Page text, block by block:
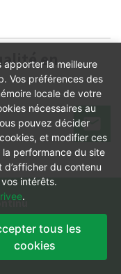
en
apporter la meilleure
Vos préférences des
locale de votre
nécessaires au
pouvez décider
et modifier ces
performance du site
du contenu
intérêts.
.
tous les
cookies